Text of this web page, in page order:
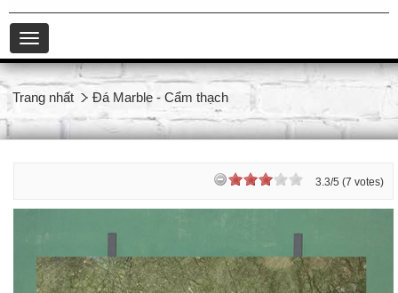
Toggle
navigation
Trang nhất Đá Marble - Cẩm thạch
3.3/5 (7 votes)